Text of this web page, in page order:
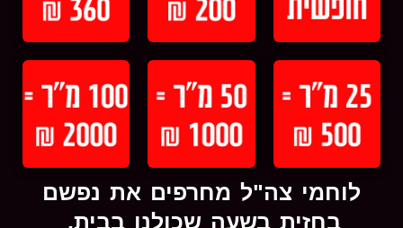
לוחמי צה"ל מחרפים את נפשם
בחזית בשעה שכולנו בבית.